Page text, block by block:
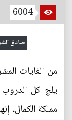
6004
صادق
من الغايات
يلج كل
مملكة الكمال،